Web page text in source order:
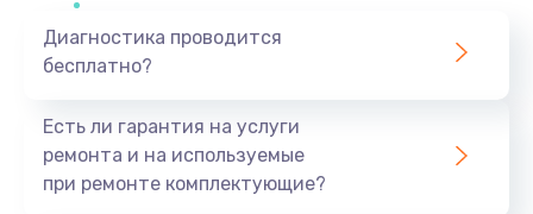
Заказать
Диагностика проводится
бесплатно?
Есть ли гарантия на услуги
ремонта и на используемые
при ремонте комплектующие?